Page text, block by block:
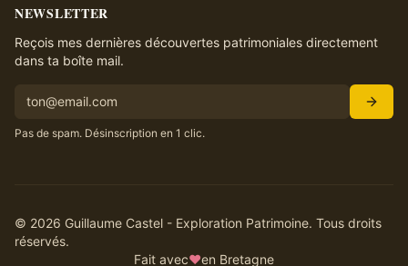
NEWSLETTER
Reçois mes dernières découvertes patrimoniales directement
dans ta boîte mail.
Pas de spam. Désinscription en 1 clic.
© 2026 Guillaume Castel - Exploration Patrimoine. Tous droits
réservés.
Fait avec♥en Bretagne